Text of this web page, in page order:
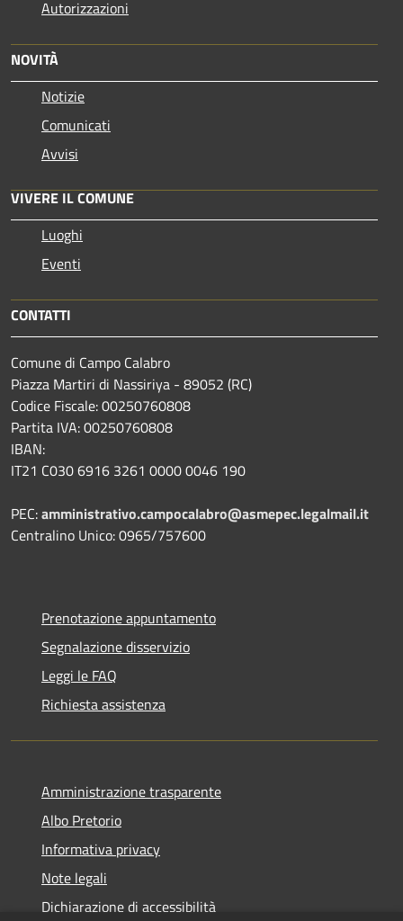
Autorizzazioni
NOVITÀ
Notizie
Comunicati
Avvisi
VIVERE IL COMUNE
Luoghi
Eventi
CONTATTI
Comune di Campo Calabro
Piazza Martiri di Nassiriya - 89052 (RC)
Codice Fiscale: 00250760808
Partita IVA: 00250760808
IBAN:
IT21 C030 6916 3261 0000 0046 190
PEC:amministrativo.campocalabro@asmepec.legalmail.it
Centralino Unico: 0965/757600
Prenotazione appuntamento
Segnalazione disservizio
Leggi le FAQ
Richiesta assistenza
Amministrazione trasparente
Albo Pretorio
Informativa privacy
Note legali
Dichiarazione di accessibilità